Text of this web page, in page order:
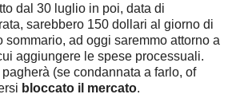
dal 30 luglio in poi, data di
sarebbero 150 dollari al giorno di
sommario, ad oggi saremmo attorno a
aggiungere le spese processuali.
(se condannata a farlo, of
bloccato il mercato.